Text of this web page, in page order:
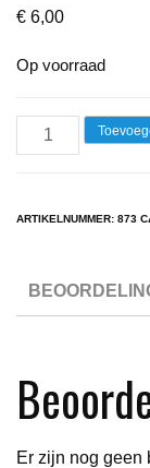
€ 6,00
Op voorraad
-
Rea
Shamrock
Diaries
ARTIKELNUMMER: 873
Er zijn nog geen